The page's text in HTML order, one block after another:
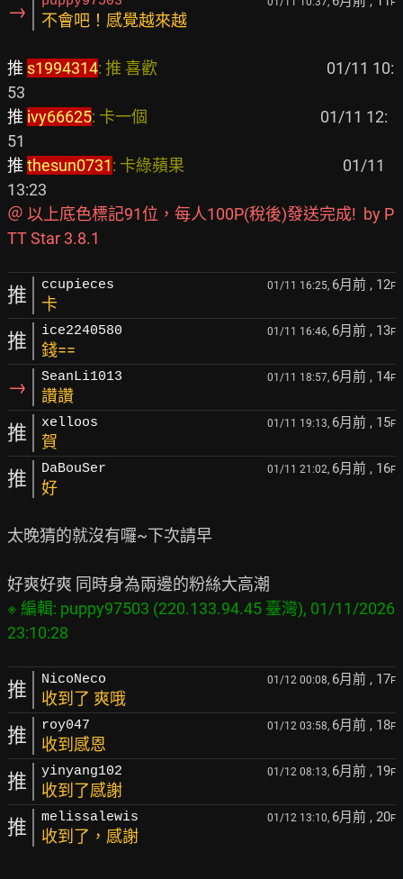
→ 不會吧！感覺越來越
推 s1994314: 推 喜歡
01/11 10:
推 ivy66625: 卡一個
01/11 12:
推 thesun0731: 卡綠蘋果
01/11
＠ 以上底色標記91位，每人100P(稅後)發送完成!  by P
TT Star 3.8.1
推 ccupieces 01/11 16:25, 6月前 , 12F
卡
推 ice2240580 01/11 16:46, 6月前 , 13F
錢==
→ SeanLi1013 01/11 18:57, 6月前 , 14F
讚讚
推 xelloos 01/11 19:13, 6月前 , 15F
賀
推 DaBouSer 01/11 21:02, 6月前 , 16F
好
太晚猜的就沒有囉~下次請早
※ 編輯: puppy97503 (220.133.94.45 臺灣), 01/11/2026
推 NicoNeco 01/12 00:08, 6月前 , 17F
收到了 爽哦
推 roy047 01/12 03:58, 6月前 , 18F
收到感恩
推 yinyang102 01/12 08:13, 6月前 , 19F
收到了感謝
推 melissalewis 01/12 13:10, 6月前 , 20F
收到了，感謝